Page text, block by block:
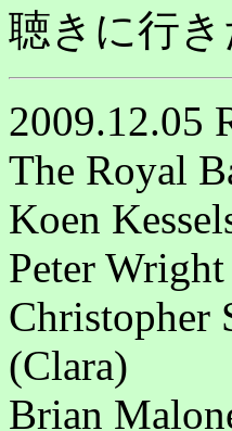
聴きに行
2009.12.05
The Royal
Koen
Peter
Christopher
(Clara)
Brian